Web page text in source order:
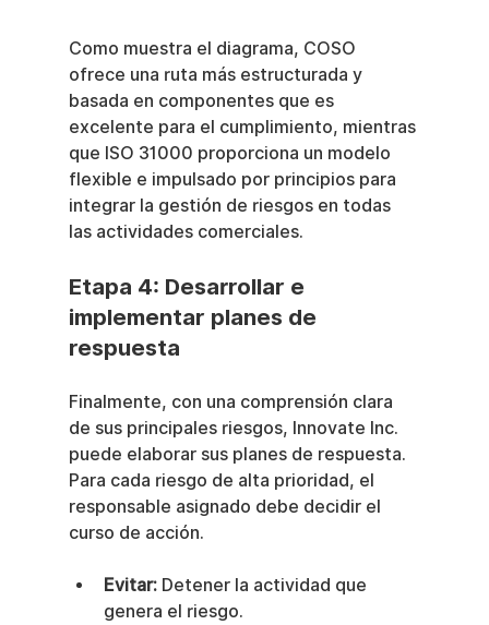
Como muestra el diagrama, COSO
ofrece una ruta más estructurada y
basada en componentes que es
excelente para el cumplimiento, mientras
que ISO 31000 proporciona un modelo
flexible e impulsado por principios para
integrar la gestión de riesgos en todas
las actividades comerciales.
Etapa 4: Desarrollar e
implementar planes de
respuesta
Finalmente, con una comprensión clara
de sus principales riesgos, Innovate Inc.
puede elaborar sus planes de respuesta.
Para cada riesgo de alta prioridad, el
responsable asignado debe decidir el
curso de acción.
Evitar: Detener la actividad que
genera el riesgo.